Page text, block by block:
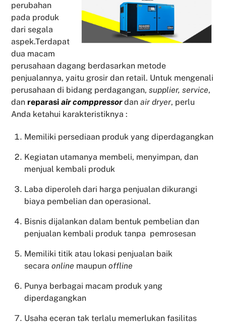
perubahan
pada produk
dari segala
aspek.Terdapat
dua macam
perusahaan dagang berdasarkan metode
penjualannya, yaitu grosir dan retail. Untuk mengenali
perusahaan di bidang perdagangan,supplier, service,
dan reparasiair comppressordanair dryer, perlu
Anda ketahui karakteristiknya :
Memiliki persediaan produk yang diperdagangkan
Kegiatan utamanya membeli, menyimpan, dan
menjual kembali produk
Laba diperoleh dari harga penjualan dikurangi
biaya pembelian dan operasional.
Bisnis dijalankan dalam bentuk pembelian dan
penjualan kembali produk tanpa pemrosesan
Memiliki titik atau lokasi penjualan baik
secara online maupun offline
Punya berbagai macam produk yang
diperdagangkan
Usaha eceran tak terlalu memerlukan fasilitas